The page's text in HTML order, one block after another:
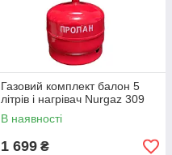
Газовий комплект балон 5
літрів і нагрівач Nurgaz 309
В наявності
1 699 ₴